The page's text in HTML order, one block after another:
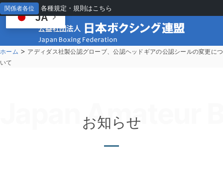
関係者各位 各種規定・規則はこちら
ホーム > アディダス社製公認グローブ、公認ヘッドギアの公認シールの変更につ
いて
Japan Amateur
お知らせ
JA